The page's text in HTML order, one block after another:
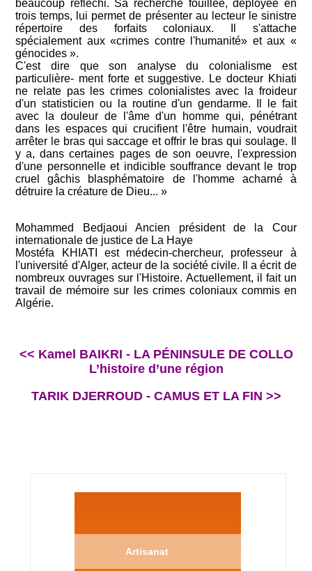
beaucoup réfléchi. Sa recherche fouillée, déployée en
trois temps, lui permet de présenter au lecteur le sinistre
répertoire des forfaits coloniaux. Il s'attache
spécialement aux «crimes contre l'humanité» et aux «
génocides ».
C'est dire que son analyse du colonialisme est
particulière- ment forte et suggestive. Le docteur Khiati
ne relate pas les crimes colonialistes avec la froideur
d'un statisticien ou la routine d'un gendarme. Il le fait
avec la douleur de l'âme d'un homme qui, pénétrant
dans les espaces qui crucifient l'être humain, voudrait
arrêter le bras qui saccage et offrir le bras qui soulage. Il
y a, dans certaines pages de son oeuvre, l'expression
d'une personnelle et indicible souffrance devant le trop
cruel gâchis blasphématoire de l'homme acharné à
détruire la créature de Dieu... »
Mohammed Bedjaoui Ancien président de la Cour
internationale de justice de La Haye
Mostéfa KHIATI est médecin-chercheur, professeur à
l'université d'Alger, acteur de la société civile. Il a écrit de
nombreux ouvrages sur l'Histoire. Actuellement, il fait un
travail de mémoire sur les crimes coloniaux commis en
Algérie.
<< Kamel BAIKRI - LA PÉNINSULE DE COLLO
L’histoire d’une région
TARIK DJERROUD - CAMUS ET LA FIN >>
Artisanat